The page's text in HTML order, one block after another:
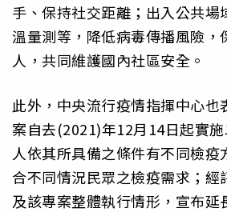
手、保持社交距離；出入公共場
溫量測等，降低病毒傳播風險，
人，共同維護國內社區安全。
此外，中央流行疫情指揮中心也
案自去(2021)年12月14日起實
人依其所具備之條件有不同檢疫
合不同情況民眾之檢疫需求；經
及該專案整體執行情形，宣布延